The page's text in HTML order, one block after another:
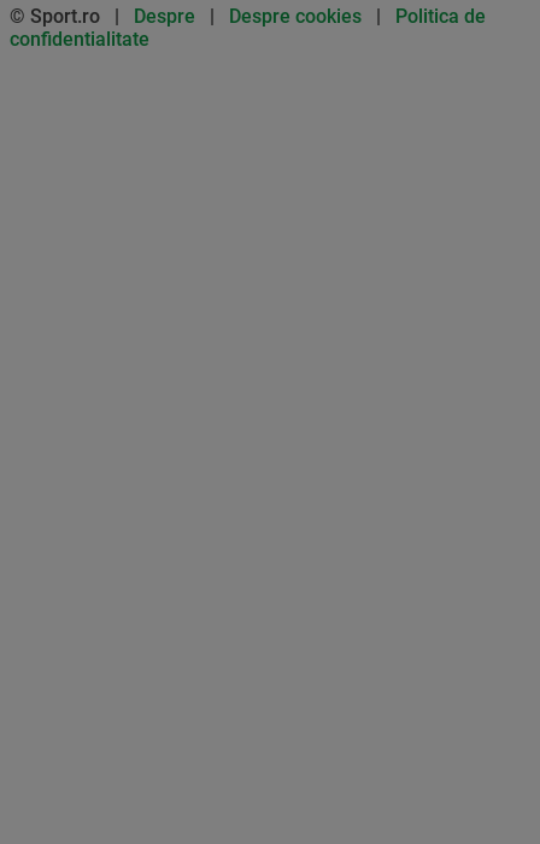
© Sport.ro | Despre | Despre cookies | Politica de
confidentialitate